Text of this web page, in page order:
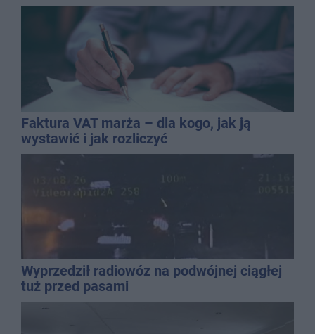
Faktura VAT marża – dla kogo, jak ją
wystawić i jak rozliczyć
Wyprzedził radiowóz na podwójnej ciągłej
tuż przed pasami